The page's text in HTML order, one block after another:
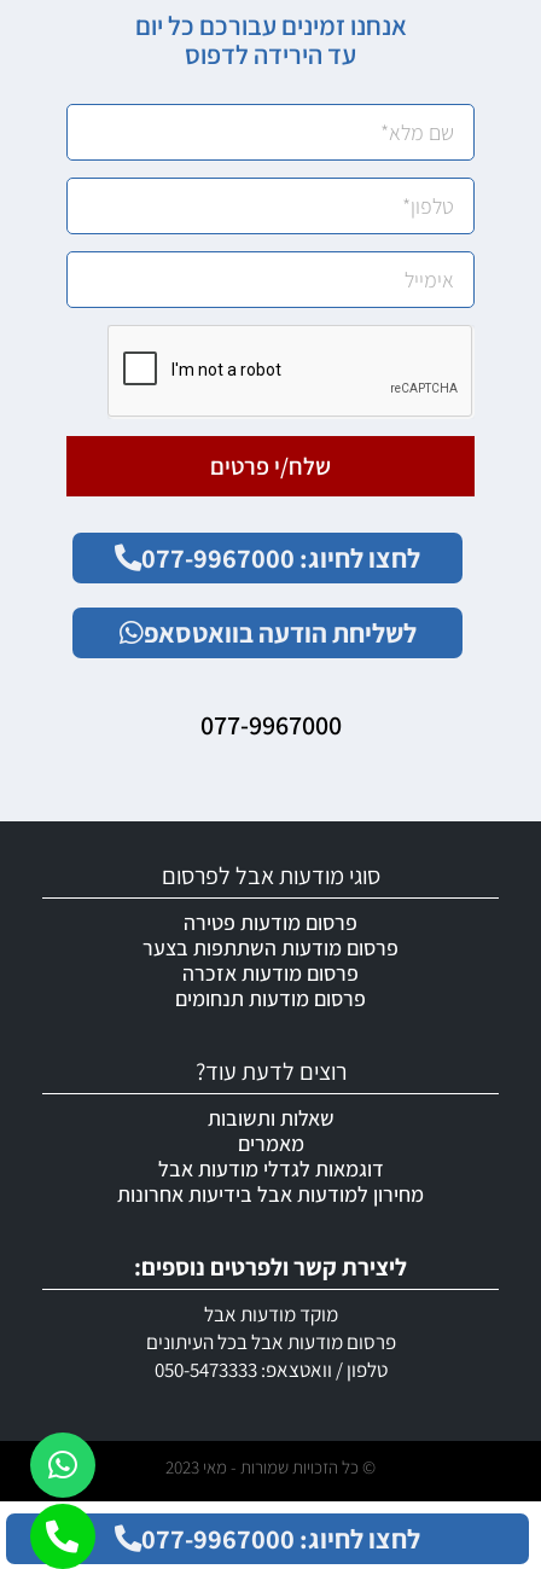
אנחנו זמינים עבורכם כל יום
עד הירידה לדפוס
שלח/י פרטים
לחצו לחיוג: 077-9967000
לשליחת הודעה בוואטסאפ
077-9967000
ליצירת קשר ולפרטים נוספים:
מוקד מודעות אבל
פרסום מודעות אבל בכל העיתונים
טלפון / וואטצאפ: 050-5473333
רוצים לדעת עוד?
שאלות ותשובות
מאמרים
דוגמאות לגדלי מודעות אבל
מחירון למודעות אבל בידיעות אחרונות
סוגי מודעות אבל לפרסום
פרסום מודעות פטירה
פרסום מודעות השתתפות בצער
פרסום מודעות אזכרה
פרסום מודעות תנחומים
© כל הזכויות שמורות - מאי 2023
לחצו לחיוג: 077-9967000